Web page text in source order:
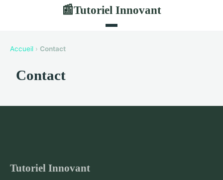
📰Tutoriel Innovant
Accueil › Contact
Contact
Tutoriel Innovant